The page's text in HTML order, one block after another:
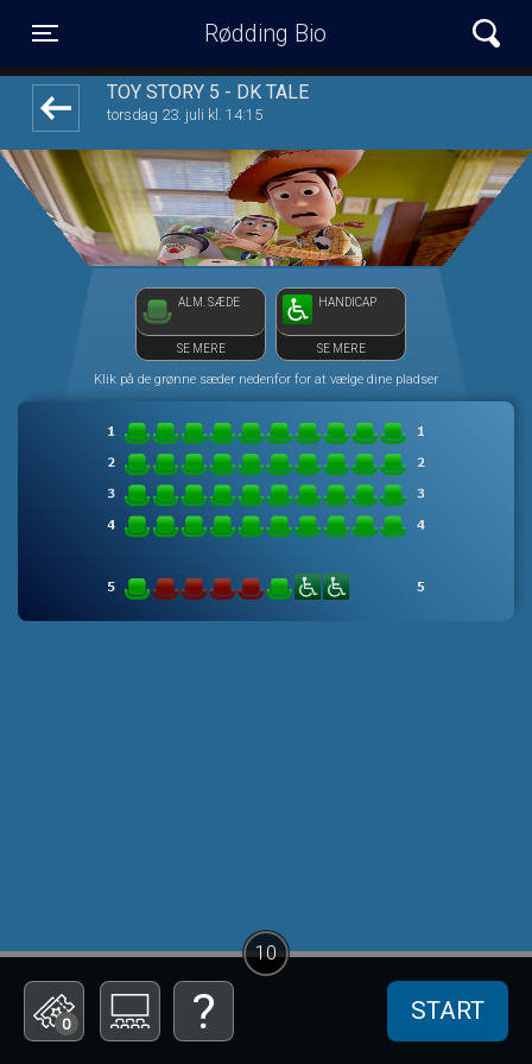
Rødding Bio
TOY STORY 5 - DK TALE
torsdag 23. juli kl. 14:15
ALM. SÆDE
SE MERE
HANDICAP
SE MERE
Klik på de grønne sæder nedenfor for at vælge dine pladser
0 START
10
1step-front02 105722